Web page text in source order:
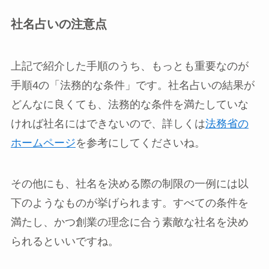
社名占いの注意点
上記で紹介した手順のうち、もっとも重要なのが
手順4の「法務的な条件」です。社名占いの結果が
どんなに良くても、法務的な条件を満たしていな
ければ社名にはできないので、詳しくは法務省の
ホームページを参考にしてくださいね。
その他にも、社名を決める際の制限の一例には以
下のようなものが挙げられます。すべての条件を
満たし、かつ創業の理念に合う素敵な社名を決め
られるといいですね。